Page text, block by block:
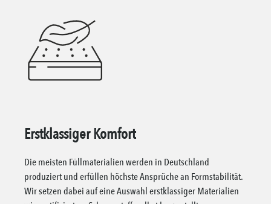
Erstklassiger Komfort
Die meisten Füllmaterialien werden in Deutschland
produziert und erfüllen höchste Ansprüche an Formstabilität.
Wir setzen dabei auf eine Auswahl erstklassiger Materialien